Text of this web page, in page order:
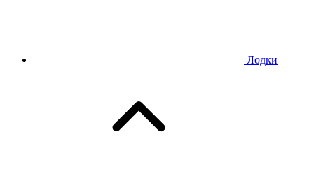
Лодки